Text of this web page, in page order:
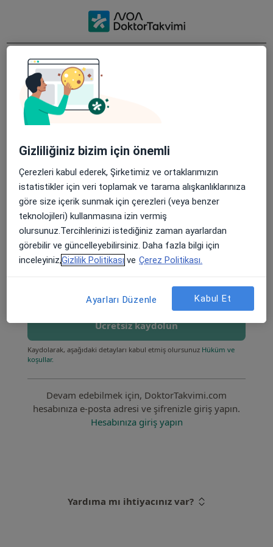
Hesabınızı ücretsiz oluşturun
Noa Notes konsültasyonlarınızı otomatik olarak belgeler.
Böylece hastalarınıza odaklanabilirsiniz.
Sosyal medya aracılığıyla
Google ile devam et
Apple ile devam et
veya
Kayıt formu aracılığıyla
Ücretsiz kaydolun
Kaydolarak, aşağıdaki detayları kabul etmiş olursunuz Hüküm ve
koşullar.
Devam edebilmek için, DoktorTakvimi.com
hesabınıza e-posta adresi ve şifrenizle giriş yapın.
Hesabınıza giriş yapın
Yardıma mı ihtiyacınız var?
Gizliliğiniz bizim için önemli
Çerezleri kabul ederek, Şirketimiz ve ortaklarımızın
istatistikler için veri toplamak ve tarama alışkanlıklarınıza
göre size içerik sunmak için çerezleri (veya benzer
teknolojileri) kullanmasına izin vermiş
olursunuz.Tercihlerinizi istediğiniz zaman ayarlardan
görebilir ve güncelleyebilirsiniz. Daha fazla bilgi için
inceleyiniz,Gizlilik Politikası ve Çerez Politikası.
Ayarları Düzenle Kabul Et